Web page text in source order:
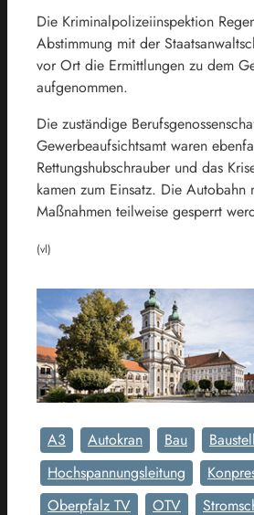
Die Kriminalpolizeiinspektion
Abstimmung mit der
vor Ort die Ermittlungen zu dem
aufgenommen.
Die zuständige
Gewerbeaufsichtsamt waren
Rettungshubschrauber und das
kamen zum Einsatz. Die
Maßnahmen teilweise gesperrt
(vl)
A3 Autokran Bau
Hochspannungsleitung
Oberpfalz TV
OTV